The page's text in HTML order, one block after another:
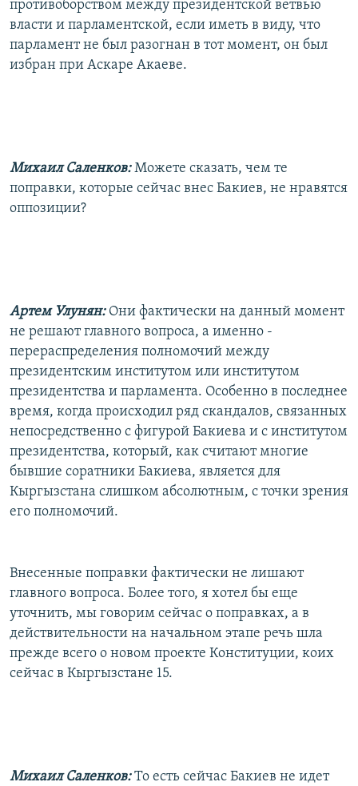
противоборством между президентской ветвью
власти и парламентской, если иметь в виду, что
парламент не был разогнан в тот момент, он был
избран при Аскаре Акаеве.
Михаил Саленков: Можете сказать, чем те
поправки, которые сейчас внес Бакиев, не нравятся
оппозиции?
Артем Улунян: Они фактически на данный момент
не решают главного вопроса, а именно -
перераспределения полномочий между
президентским институтом или институтом
президентства и парламента. Особенно в последнее
время, когда происходил ряд скандалов, связанных
непосредственно с фигурой Бакиева и с институтом
президентства, который, как считают многие
бывшие соратники Бакиева, является для
Кыргызстана слишком абсолютным, с точки зрения
его полномочий.
Внесенные поправки фактически не лишают
главного вопроса. Более того, я хотел бы еще
уточнить, мы говорим сейчас о поправках, а в
действительности на начальном этапе речь шла
прежде всего о новом проекте Конституции, коих
сейчас в Кыргызстане 15.
Михаил Саленков: То есть сейчас Бакиев не идет